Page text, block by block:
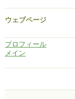
ウェブページ
プロフィール
メイン